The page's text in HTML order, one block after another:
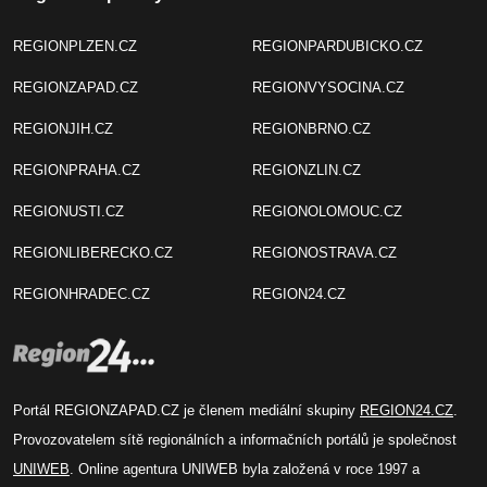
REGIONPLZEN.CZ
REGIONZAPAD.CZ
REGIONJIH.CZ
REGIONPRAHA.CZ
REGIONUSTI.CZ
REGIONLIBERECKO.CZ
REGIONHRADEC.CZ
REGIONPARDUBICKO.CZ
REGIONVYSOCINA.CZ
REGIONBRNO.CZ
REGIONZLIN.CZ
REGIONOLOMOUC.CZ
REGIONOSTRAVA.CZ
REGION24.CZ
Portál REGIONZAPAD.CZ je členem mediální skupiny REGION24.CZ.
Provozovatelem sítě regionálních a informačních portálů je společnost
UNIWEB. Online agentura UNIWEB byla založená v roce 1997 a